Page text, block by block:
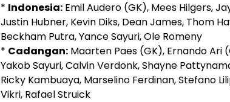
* Indonesia: Emil Audero (GK), Mees Hilgers,
Justin Hubner, Kevin Diks, Dean James, Thom
Beckham Putra, Yance Sayuri, Ole Romeny
* Cadangan: Maarten Paes (GK), Ernando Ari
Yakob Sayuri, Calvin Verdonk, Shayne
Ricky Kambuaya, Marselino Ferdinan, Stefano
Vikri, Rafael Struick